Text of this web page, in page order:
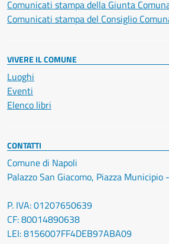
Comunicati stampa della Giunta
Comunicati stampa del Consiglio
VIVERE IL COMUNE
Luoghi
Eventi
Elenco libri
CONTATTI
Comune di Napoli
Palazzo San Giacomo, Piazza Municipio
P. IVA: 01207650639
CF: 80014890638
LEI: 8156007FF4DEB97ABA09